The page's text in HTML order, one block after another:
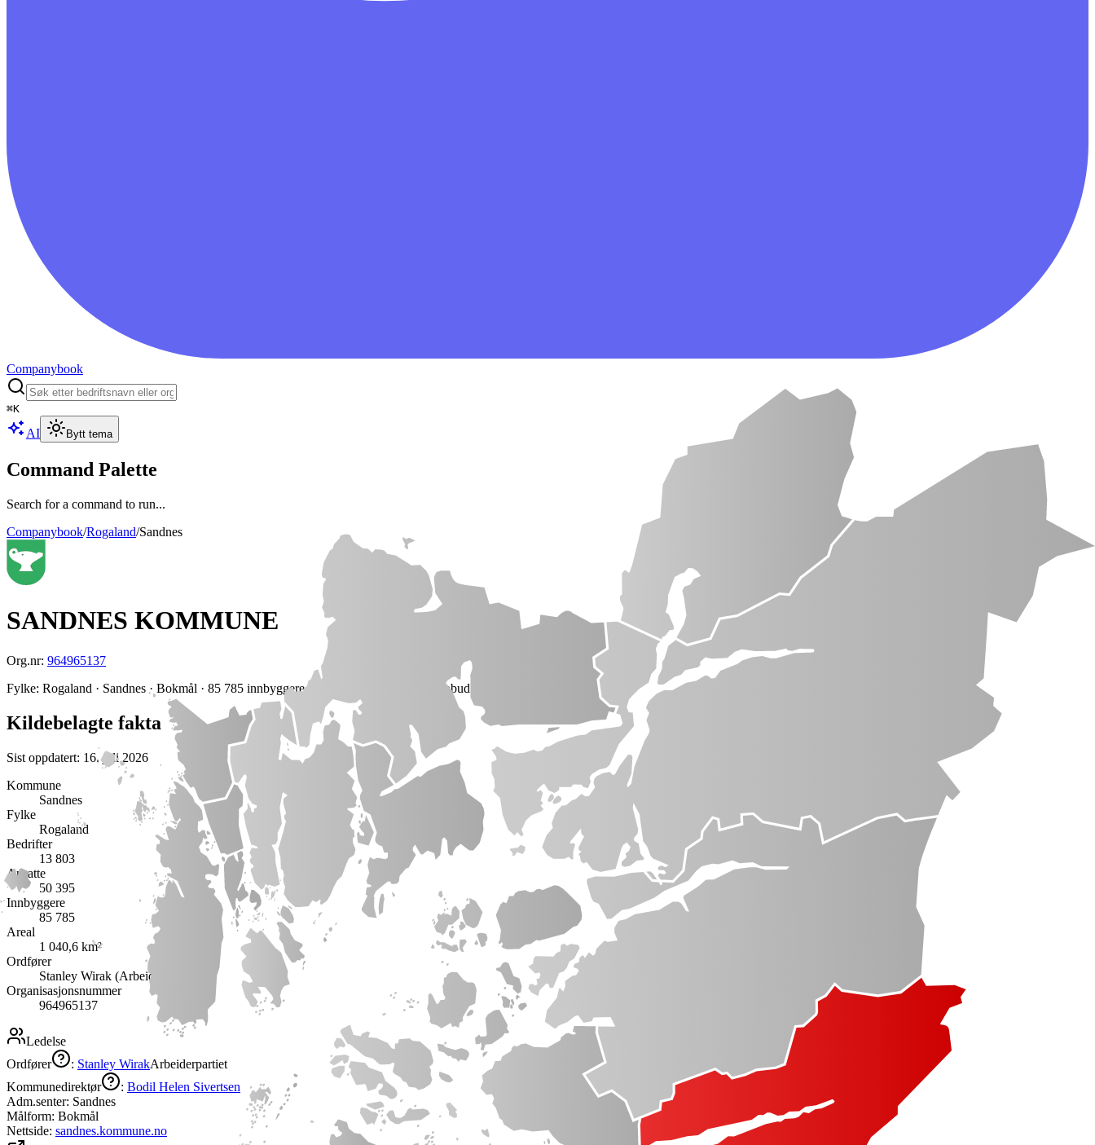
Companybook
⌘K
AI Bytt tema
Command Palette
Search for a command to run...
Companybook/Rogaland/Sandnes
SANDNES KOMMUNE
Org.nr: 964965137
Fylke: Rogaland · Sandnes · Bokmål · 85 785 innbyggere· 189 underenheter · 384 anbud
Kildebelagte fakta
Sist oppdatert: 16. juli 2026
Kommune
Sandnes
Fylke
Rogaland
Bedrifter
13 803
Ansatte
50 395
Innbyggere
85 785
Areal
1 040,6 km²
Ordfører
Stanley Wirak (Arbeiderpartiet)
Organisasjonsnummer
964965137
Ledelse
Ordfører
: Stanley WirakArbeiderpartiet
Kommunedirektør
: Bodil Helen Sivertsen
Adm.senter: Sandnes
Målform: Bokmål
Nettside: sandnes.kommune.no